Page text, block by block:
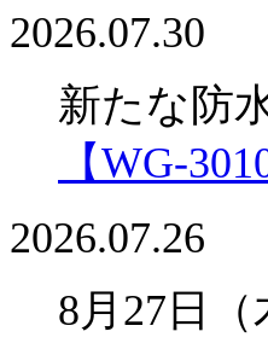
2026.07.30
新たな防
【WG-
2026.07.26
8月27日